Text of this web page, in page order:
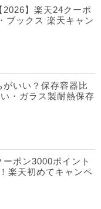
】楽天24クーポ
ブックス 楽天キャン
いい？保存容器比
・ガラス製耐熱保存
ポン3000ポイント
楽天初めてキャンペ